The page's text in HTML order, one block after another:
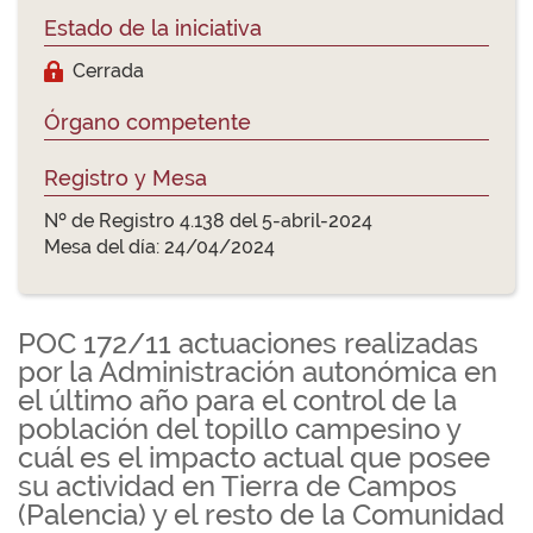
Estado de la iniciativa
Cerrada
Órgano competente
Registro y Mesa
Nº de Registro 4.138 del 5-abril-2024
Mesa del día: 24/04/2024
POC 172/11 actuaciones realizadas
por la Administración autonómica en
el último año para el control de la
población del topillo campesino y
cuál es el impacto actual que posee
su actividad en Tierra de Campos
(Palencia) y el resto de la Comunidad